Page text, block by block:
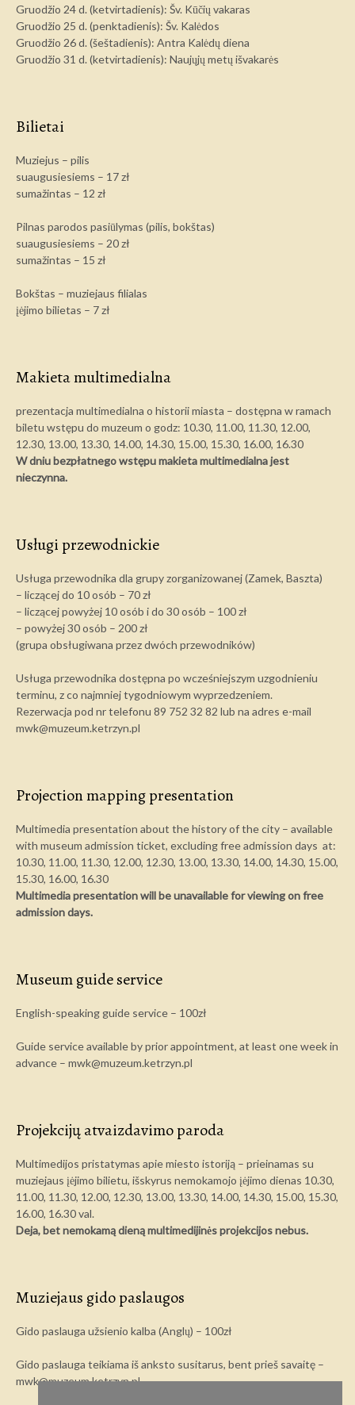
Gruodžio 24 d. (ketvirtadienis): Šv. Kūčių vakaras
Gruodžio 25 d. (penktadienis): Šv. Kalėdos
Gruodžio 26 d. (šeštadienis): Antra Kalėdų diena
Gruodžio 31 d. (ketvirtadienis): Naujųjų metų išvakarės
Bilietai
Muziejus – pilis
suaugusiesiems – 17 zł
sumažintas – 12 zł
Pilnas parodos pasiūlymas (pilis, bokštas)
suaugusiesiems – 20 zł
sumažintas – 15 zł
Bokštas – muziejaus filialas
įėjimo bilietas – 7 zł
Makieta multimedialna
prezentacja multimedialna o historii miasta – dostępna w ramach
biletu wstępu do muzeum o godz: 10.30, 11.00, 11.30, 12.00,
12.30, 13.00, 13.30, 14.00, 14.30, 15.00, 15.30, 16.00, 16.30
W dniu bezpłatnego wstępu makieta multimedialna jest
nieczynna.
Usługi przewodnickie
Usługa przewodnika dla grupy zorganizowanej (Zamek, Baszta)
– liczącej do 10 osób – 70 zł
– liczącej powyżej 10 osób i do 30 osób – 100 zł
– powyżej 30 osób – 200 zł
(grupa obsługiwana przez dwóch przewodników)
Usługa przewodnika dostępna po wcześniejszym uzgodnieniu
terminu, z co najmniej tygodniowym wyprzedzeniem.
Rezerwacja pod nr telefonu 89 752 32 82 lub na adres e-mail
mwk@muzeum.ketrzyn.pl
Projection mapping presentation
Multimedia presentation about the history of the city – available
with museum admission ticket, excluding free admission days at:
10.30, 11.00, 11.30, 12.00, 12.30, 13.00, 13.30, 14.00, 14.30, 15.00,
15.30, 16.00, 16.30
Multimedia presentation will be unavailable for viewing on free
admission days.
Museum guide service
English-speaking guide service – 100zł
Guide service available by prior appointment, at least one week in
advance – mwk@muzeum.ketrzyn.pl
Projekcijų atvaizdavimo paroda
Multimedijos pristatymas apie miesto istoriją – prieinamas su
muziejaus įėjimo bilietu, išskyrus nemokamojo įėjimo dienas 10.30,
11.00, 11.30, 12.00, 12.30, 13.00, 13.30, 14.00, 14.30, 15.00, 15.30,
16.00, 16.30 val.
Deja, bet nemokamą dieną multimedijinės projekcijos nebus.
Muziejaus gido paslaugos
Gido paslauga užsienio kalba (Anglų) – 100zł
Gido paslauga teikiama iš anksto susitarus, bent prieš savaitę –
mwk@muzeum.ketrzyn.pl